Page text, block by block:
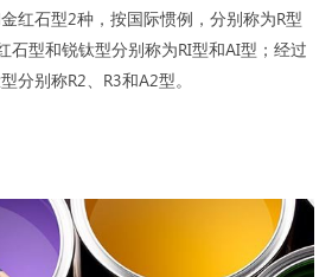
红石型2种，按国际惯例，分别称为R型
石型和锐钛型分别称为RI型和AI型；经过
分别称R2、R3和A2型。